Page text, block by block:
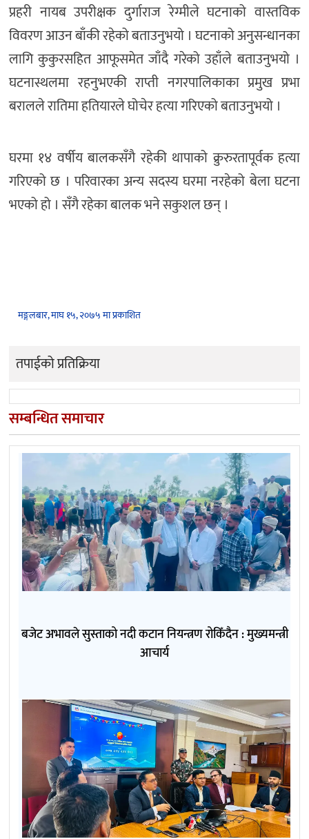
प्रहरी नायब उपरीक्षक दुर्गाराज रेग्मीले घटनाको वास्तविक
विवरण आउन बाँकी रहेको बताउनुभयो । घटनाको अनुसन्धानका
लागि कुकुरसहित आफूसमेत जाँदै गरेको उहाँले बताउनुभयो ।
घटनास्थलमा रहनुभएकी राप्ती नगरपालिकाका प्रमुख प्रभा
बरालले रातिमा हतियारले घोचेर हत्या गरिएको बताउनुभयो ।
घरमा १४ वर्षीय बालकसँगै रहेकी थापाको क्रुरुरतापूर्वक हत्या
गरिएको छ । परिवारका अन्य सदस्य घरमा नरहेको बेला घटना
भएको हो । सँगै रहेका बालक भने सकुशल छन् ।
मङ्गलबार, माघ १५, २०७५ मा प्रकाशित
तपाईको प्रतिक्रिया
सम्बन्धित समाचार
बजेट अभावले सुस्ताको नदी कटान नियन्त्रण रोकिँदैन : मुख्यमन्त्री
आचार्य